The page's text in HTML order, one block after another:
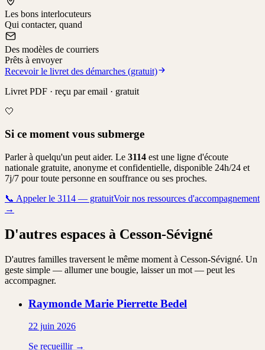
Les bons interlocuteurs
Qui contacter, quand
Des modèles de courriers
Prêts à envoyer
Recevoir le livret des démarches (gratuit)
Livret PDF · reçu par email · gratuit
🤍
Si ce moment vous submerge
Parler à quelqu'un peut aider. Le 3114 est une ligne d'écoute
nationale gratuite, anonyme et confidentielle, disponible 24h/24 et
7j/7 pour toute personne en souffrance ou ses proches.
📞 Appeler le 3114 — gratuitVoir nos ressources d'accompagnement
→
D'autres espaces à Cesson-Sévigné
D'autres familles traversent le même moment à Cesson-Sévigné. Un
geste simple — allumer une bougie, laisser un mot — peut les
accompagner.
Raymonde Marie Pierrette Bedel
22 juin 2026
Se recueillir →